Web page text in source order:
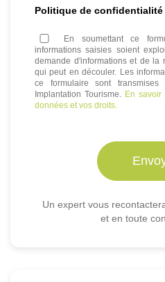
Politique de confidentialité
En soumettant ce
informations saisies soient
demande d'informations et de la
qui peut en découler. Les
ce formulaire sont
Implantation Tourisme. En
données et vos droits.
Un expert vous
et en toute